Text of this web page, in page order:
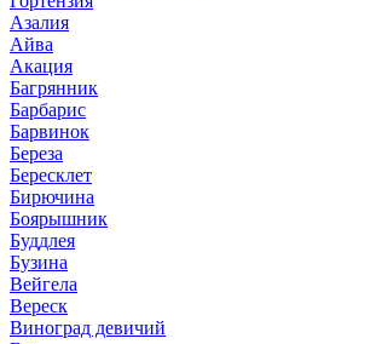
Азалия
Айва
Акация
Багрянник
Барбарис
Барвинок
Береза
Бересклет
Бирючина
Боярышник
Буддлея
Бузина
Вейгела
Вереск
Виноград девичий